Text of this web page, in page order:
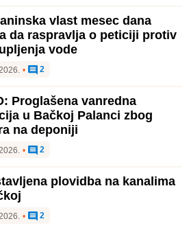
vlast mesec dana
da raspravlja o peticiji protiv
vode
• 2
Proglašena vanredna
u Bačkoj Palanci zbog
na deponiji
• 2
plovidba na kanalima
• 2